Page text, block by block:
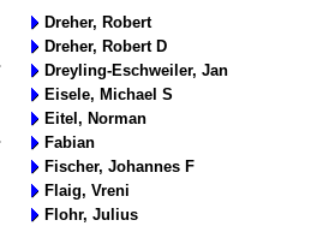
Dreher, Robert
Dreher, Robert D
Dreyling-Eschweiler, Jan
Eisele, Michael S
Eitel, Norman
Fabian
Fischer, Johannes F
Flaig, Vreni
Flohr, Julius